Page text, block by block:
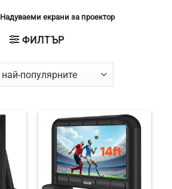
Надуваеми екрани за проектор
ФИЛТЪР